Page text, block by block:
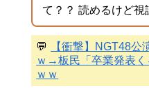
て？？ 読めるけど視
💬
【衝撃】NGT48
ｗ→板民「卒業発表く
ｗｗ